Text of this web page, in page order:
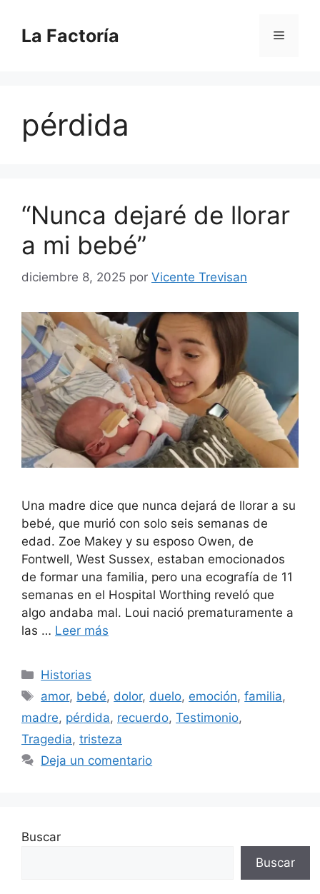
contenido
La Factoría Menú
pérdida
“Nunca dejaré de llorar
a mi bebé”
diciembre 8, 2025 por Vicente Trevisan
Una madre dice que nunca dejará de llorar a su
bebé, que murió con solo seis semanas de
edad. Zoe Makey y su esposo Owen, de
Fontwell, West Sussex, estaban emocionados
de formar una familia, pero una ecografía de 11
semanas en el Hospital Worthing reveló que
algo andaba mal. Loui nació prematuramente a
las … Leer más
Categorías
Historias
Etiquetas
amor, bebé, dolor, duelo, emoción,familia,
madre, pérdida, recuerdo, Testimonio,
Tragedia, tristeza
Deja un comentario
Buscar
Buscar